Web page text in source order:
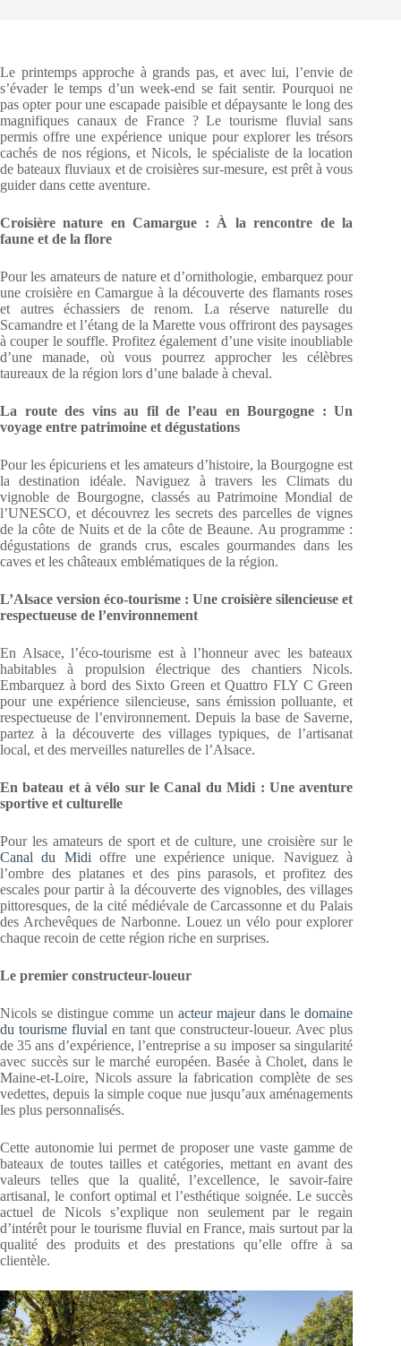
Le printemps approche à grands pas, et avec lui, l’envie de
s’évader le temps d’un week-end se fait sentir. Pourquoi ne
pas opter pour une escapade paisible et dépaysante le long des
magnifiques canaux de France ? Le tourisme fluvial sans
permis offre une expérience unique pour explorer les trésors
cachés de nos régions, et Nicols, le spécialiste de la location
de bateaux fluviaux et de croisières sur-mesure, est prêt à vous
guider dans cette aventure.
Croisière nature en Camargue : À la rencontre de la
faune et de la flore
Pour les amateurs de nature et d’ornithologie, embarquez pour
une croisière en Camargue à la découverte des flamants roses
et autres échassiers de renom. La réserve naturelle du
Scamandre et l’étang de la Marette vous offriront des paysages
à couper le souffle. Profitez également d’une visite inoubliable
d’une manade, où vous pourrez approcher les célèbres
taureaux de la région lors d’une balade à cheval.
La route des vins au fil de l’eau en Bourgogne : Un
voyage entre patrimoine et dégustations
Pour les épicuriens et les amateurs d’histoire, la Bourgogne est
la destination idéale. Naviguez à travers les Climats du
vignoble de Bourgogne, classés au Patrimoine Mondial de
l’UNESCO, et découvrez les secrets des parcelles de vignes
de la côte de Nuits et de la côte de Beaune. Au programme :
dégustations de grands crus, escales gourmandes dans les
caves et les châteaux emblématiques de la région.
L’Alsace version éco-tourisme : Une croisière silencieuse et
respectueuse de l’environnement
En Alsace, l’éco-tourisme est à l’honneur avec les bateaux
habitables à propulsion électrique des chantiers Nicols.
Embarquez à bord des Sixto Green et Quattro FLY C Green
pour une expérience silencieuse, sans émission polluante, et
respectueuse de l’environnement. Depuis la base de Saverne,
partez à la découverte des villages typiques, de l’artisanat
local, et des merveilles naturelles de l’Alsace.
En bateau et à vélo sur le Canal du Midi : Une aventure
sportive et culturelle
Pour les amateurs de sport et de culture, une croisière sur le
Canal du Midi offre une expérience unique. Naviguez à
l’ombre des platanes et des pins parasols, et profitez des
escales pour partir à la découverte des vignobles, des villages
pittoresques, de la cité médiévale de Carcassonne et du Palais
des Archevêques de Narbonne. Louez un vélo pour explorer
chaque recoin de cette région riche en surprises.
Le premier constructeur-loueur
Nicols se distingue comme un acteur majeur dans le domaine
du tourisme fluvial en tant que constructeur-loueur. Avec plus
de 35 ans d’expérience, l’entreprise a su imposer sa singularité
avec succès sur le marché européen. Basée à Cholet, dans le
Maine-et-Loire, Nicols assure la fabrication complète de ses
vedettes, depuis la simple coque nue jusqu’aux aménagements
les plus personnalisés.
Cette autonomie lui permet de proposer une vaste gamme de
bateaux de toutes tailles et catégories, mettant en avant des
valeurs telles que la qualité, l’excellence, le savoir-faire
artisanal, le confort optimal et l’esthétique soignée. Le succès
actuel de Nicols s’explique non seulement par le regain
d’intérêt pour le tourisme fluvial en France, mais surtout par la
qualité des produits et des prestations qu’elle offre à sa
clientèle.